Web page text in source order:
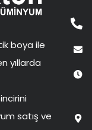
boya ile
yıllarda
satış ve